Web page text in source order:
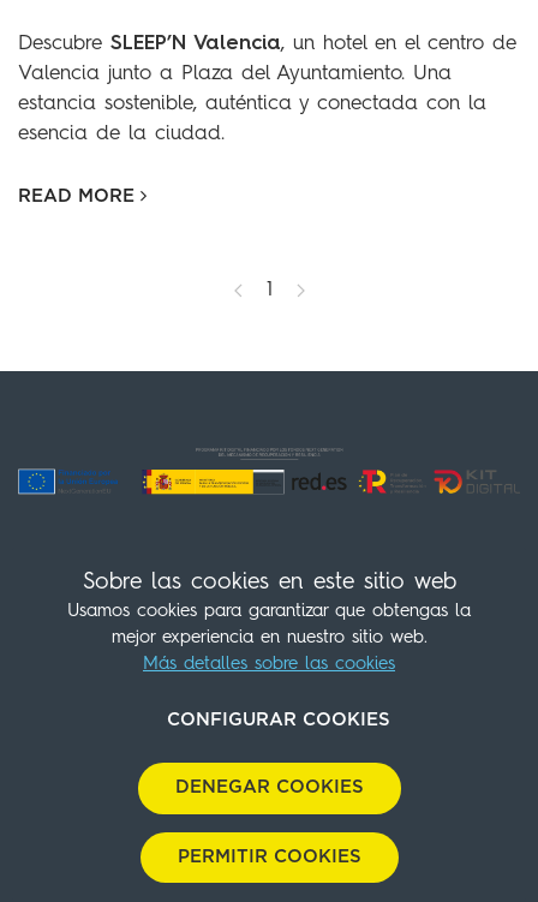
Descubre SLEEP’N Valencia, un hotel en el centro de
Valencia junto a Plaza del Ayuntamiento. Una
estancia sostenible, auténtica y conectada con la
esencia de la ciudad.
READ MORE
1
¡Síguenos!
(+34) 960 30 28 07
info@sleepnvalencia.com
Contacto Política de cookies
Aviso Legal
Política de privacidad
Política Medioambiental
Sobre las cookies en este sitio web
Usamos cookies para garantizar que obtengas la
mejor experiencia en nuestro sitio web.
Más detalles sobre las cookies
CONFIGURAR COOKIES
DENEGAR COOKIES
PERMITIR COOKIES